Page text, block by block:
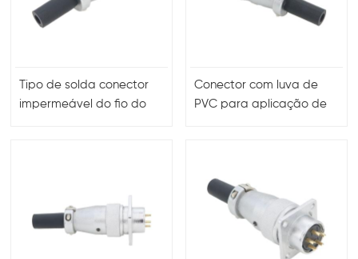
Tipo de solda conector
impermeável do fio do
Conector com luva de
PVC para aplicação de